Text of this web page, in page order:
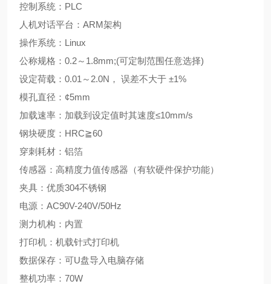
控制系统： PLC
人机对话平台： ARM架构
操作系统： Linux
公称规格： 0.2～ 1.8mm;(可定制范围任意选择)
设定荷载： 0.01 ～ 2.0N ， 误差不大于 ±1%
模孔直径： ¢5mm
加载速率：加载到设定值时其速度≤10mm/s
钢块硬度： HRC≧60
穿刺耗材：铝箔
传感器：高精度力值传感器（有软硬件保护功能）
夹具：优质304不锈钢
电源： AC90V-240V/50Hz
测力机构：内置
打印机：机载针式打印机
数据保存：可U盘导入电脑存储
整机功率： 70W